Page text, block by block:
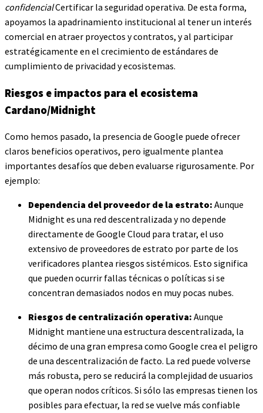
confidencialCertificar la seguridad operativa. De esta forma,
apoyamos la apadrinamiento institucional al tener un interés
comercial en atraer proyectos y contratos, y al participar
estratégicamente en el crecimiento de estándares de
cumplimiento de privacidad y ecosistemas.
Riesgos e impactos para el ecosistema
Cardano/Midnight
Como hemos pasado, la presencia de Google puede ofrecer
claros beneficios operativos, pero igualmente plantea
importantes desafíos que deben evaluarse rigurosamente. Por
ejemplo:
Dependencia del proveedor de la estrato: Aunque
Midnight es una red descentralizada y no depende
directamente de Google Cloud para tratar, el uso
extensivo de proveedores de estrato por parte de los
verificadores plantea riesgos sistémicos. Esto significa
que pueden ocurrir fallas técnicas o políticas si se
concentran demasiados nodos en muy pocas nubes.
Riesgos de centralización operativa: Aunque
Midnight mantiene una estructura descentralizada, la
décimo de una gran empresa como Google crea el peligro
de una descentralización de facto. La red puede volverse
más robusta, pero se reducirá la complejidad de usuarios
que operan nodos críticos. Si sólo las empresas tienen los
posibles para efectuar, la red se vuelve más confiable